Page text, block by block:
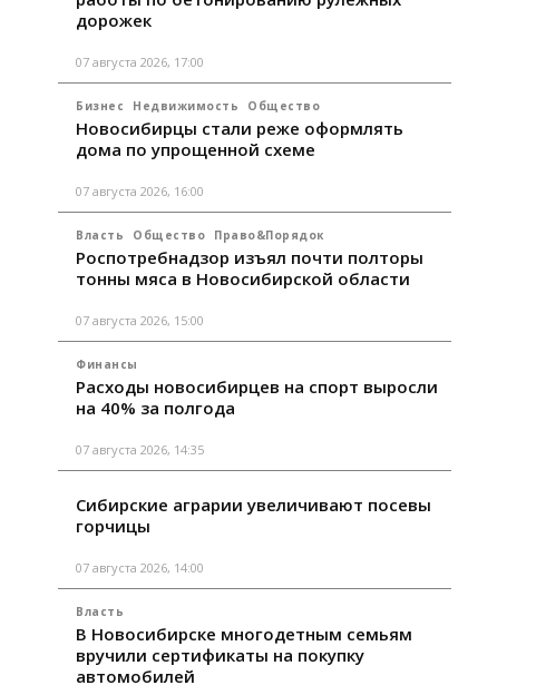
дорожек
07 августа 2026, 17:00
Бизнес Недвижимость Общество
Новосибирцы стали реже оформлять
дома по упрощенной схеме
07 августа 2026, 16:00
Власть Общество Право&Порядок
Роспотребнадзор изъял почти полторы
тонны мяса в Новосибирской области
07 августа 2026, 15:00
Финансы
Расходы новосибирцев на спорт выросли
на 40% за полгода
07 августа 2026, 14:35
Сибирские аграрии увеличивают посевы
горчицы
07 августа 2026, 14:00
Власть
В Новосибирске многодетным семьям
вручили сертификаты на покупку
автомобилей